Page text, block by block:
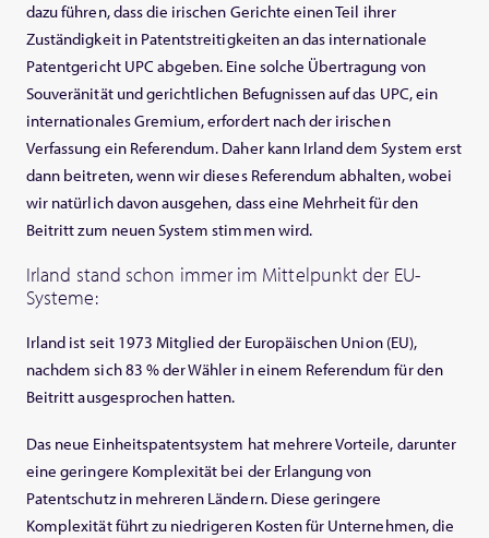
dazu führen, dass die irischen Gerichte einen Teil ihrer
Zuständigkeit in Patentstreitigkeiten an das internationale
Patentgericht UPC abgeben. Eine solche Übertragung von
Souveränität und gerichtlichen Befugnissen auf das UPC, ein
internationales Gremium, erfordert nach der irischen
Verfassung ein Referendum. Daher kann Irland dem System erst
dann beitreten, wenn wir dieses Referendum abhalten, wobei
wir natürlich davon ausgehen, dass eine Mehrheit für den
Beitritt zum neuen System stimmen wird.
Irland stand schon immer im Mittelpunkt der EU-
Systeme:
Irland ist seit 1973 Mitglied der Europäischen Union (EU),
nachdem sich 83 % der Wähler in einem Referendum für den
Beitritt ausgesprochen hatten.
Das neue Einheitspatentsystem hat mehrere Vorteile, darunter
eine geringere Komplexität bei der Erlangung von
Patentschutz in mehreren Ländern. Diese geringere
Komplexität führt zu niedrigeren Kosten für Unternehmen, die